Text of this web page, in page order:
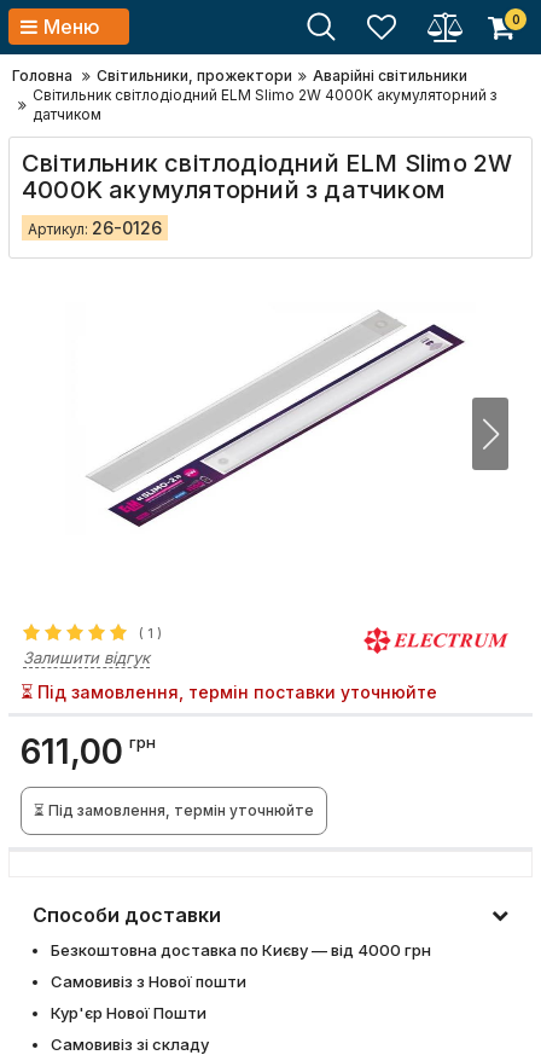
Меню 0
Головна Світильники, прожектори
Аварійні світильники
Світильник світлодіодний ELM Slimo 2W 4000K акумуляторний з
датчиком
Світильник світлодіодний ELM Slimo 2W
4000K акумуляторний з датчиком
Артикул: 26-0126
( 1 )
Залишити відгук
⏳ Під замовлення, термін поставки уточнюйте
611,00 грн
⏳ Під замовлення, термін уточнюйте
Способи доставки
Безкоштовна доставка по Києву — від 4000 грн
Самовивіз з Нової пошти
Кур'єр Нової Пошти
Самовивіз зі складу